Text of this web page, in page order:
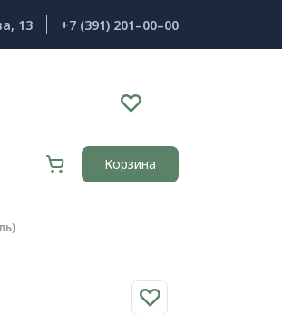
13 +7 (391) 201–00–00
Корзина